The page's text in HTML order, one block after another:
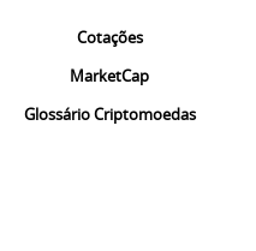
Cotações
MarketCap
Glossário Criptomoedas